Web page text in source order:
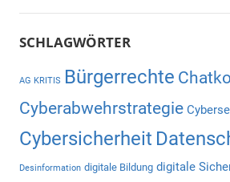
SCHLAGWÖRTER
AG KRITIS Bürgerrechte
Cyberabwehrstrategie
Cybersicherheit
Desinformation digitale Bildung digitale